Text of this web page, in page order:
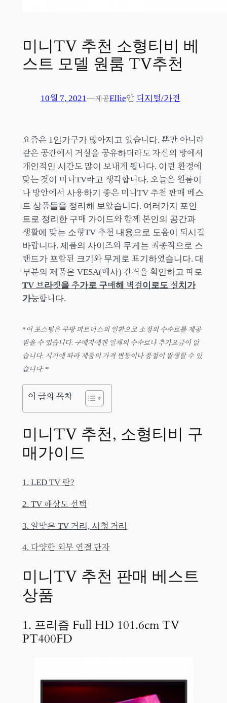
미니TV 추천 소형티비 베
스트 모델 원룸 TV추천
10월 7, 2021—제공Ellie안 디지털/가전
요즘은 1인가구가 많아지고 있습니다. 뿐만 아니라
같은 공간에서 거실을 공유하더라도 자신의 방에서
개인적인 시간도 많이 보내게 됩니다. 이런 환경에
맞는 것이 미니TV라고 생각합니다. 오늘은 원룸이
나 방안에서 사용하기 좋은 미니TV 추천 판매 베스
트 상품들을 정리해 보았습니다. 여러가지 포인
트로 정리한 구매 가이드와 함께 본인의 공간과
생활에 맞는 소형TV 추천 내용으로 도움이 되시길
바랍니다. 제품의 사이즈와 무게는 최종적으로 스
탠드가 포함된 크기와 무게로 표기하였습니다. 대
부분의 제품은 VESA(베사) 간격을 확인하고 따로
TV 브라켓을 추가로 구매해 벽걸이로도 설치가
가능합니다.
*이 포스팅은 쿠팡 파트너스의 일환으로 소정의 수수료를 제공
받을 수 있습니다. 구매자에겐 일체의 수수료나 추가요금이 없
습니다. 시기에 따라 제품의 가격 변동이나 품절이 발생할 수 있
습니다. *
이 글의 목차
미니TV 추천, 소형티비 구
매가이드
1. LED TV 란?
2. TV 해상도 선택
3. 알맞은 TV 거리, 시청 거리
4. 다양한 외부 연결 단자
미니TV 추천 판매 베스트
상품
1. 프리즘 Full HD 101.6cm TV
PT400FD